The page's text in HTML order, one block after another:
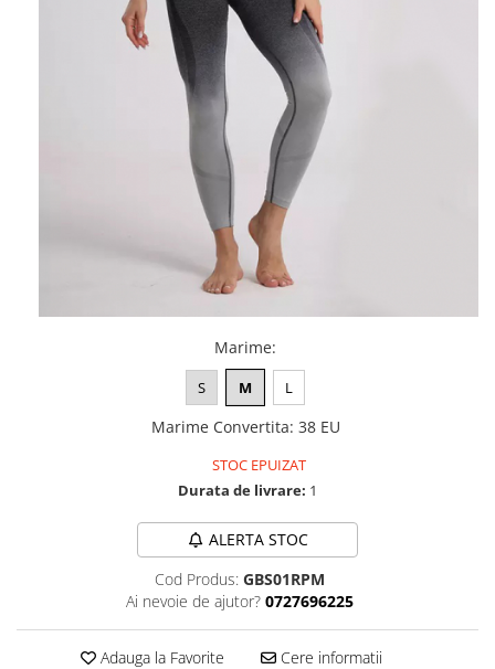
Marime:
S M L
Marime Convertita: 38 EU
STOC EPUIZAT
Durata de livrare: 1
ALERTA STOC
Cod Produs: GBS01RPM
Ai nevoie de ajutor? 0727696225
Adauga la Favorite Cere informatii